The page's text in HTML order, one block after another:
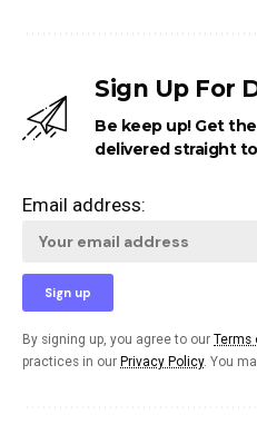
Sign Up For
Be keep up! Get
delivered straight
Email address:
By signing up, you agree to our Terms
practices in our Privacy Policy. You